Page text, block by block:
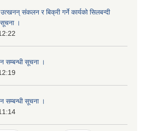
संकलन र बिक्री गर्ने कार्यको सिलबन्दी
सूचना ।
सम्बन्धी सूचना ।
सम्बन्धी सूचना ।